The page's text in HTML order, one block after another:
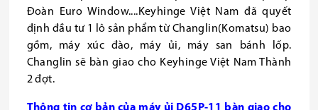
Đoàn Euro Window....Keyhinge Việt Nam đã quyết
định đầu tư 1 lô sản phẩm từ Changlin(Komatsu) bao
gồm, máy xúc đào, máy ủi, máy san bánh lốp.
Changlin sẽ bàn giao cho Keyhinge Việt Nam Thành
2 đợt.
Thông tin cơ bản của máy ủi D65P-11 bàn giao cho